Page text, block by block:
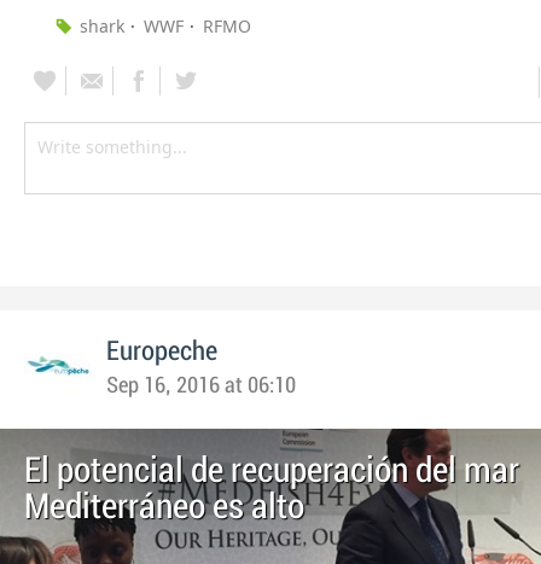
shark
WWF RFMO
Europeche
Sep 16, 2016 at 06:10
El potencial de recuperación del mar
Mediterráneo es alto